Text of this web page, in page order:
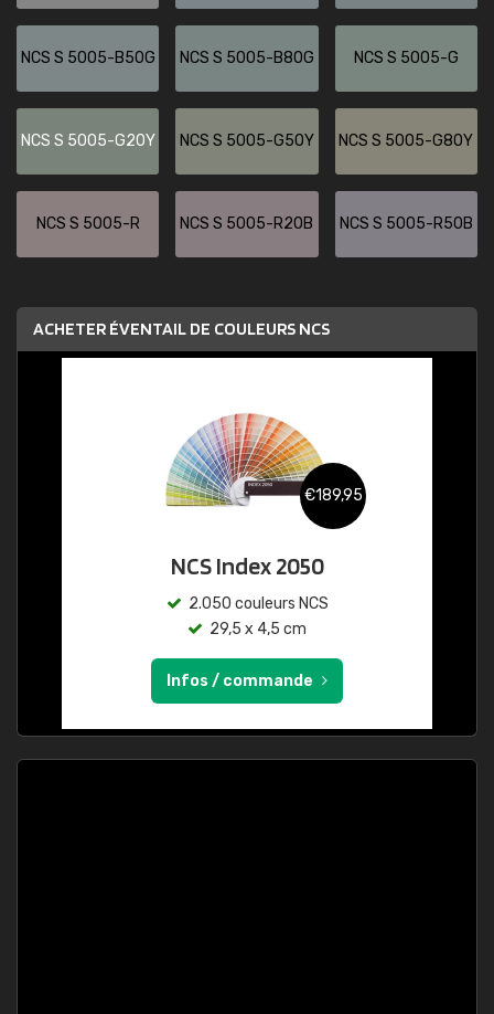
NCS S 5005-B50G NCS S 5005-B80G NCS S 5005-G
NCS S 5005-G20Y NCS S 5005-G50Y NCS S 5005-G80Y
NCS S 5005-R NCS S 5005-R20B NCS S 5005-R50B
ACHETER ÉVENTAIL DE COULEURS NCS
€189,95
NCS Index 2050
2.050 couleurs NCS
29,5 x 4,5 cm
Infos / commande